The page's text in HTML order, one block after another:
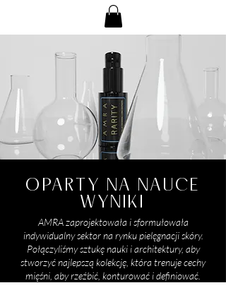
WYNIKI
OPARTY NA NAUCE
AMRA zaprojektowała i sformułowała
indywidualny sektor na rynku pielęgnacji skóry.
Połączyliśmy sztukę nauki i architektury, aby
stworzyć najlepszą kolekcję, która trenuje cechy
mięśni, aby rzeźbić, konturować i definiować.